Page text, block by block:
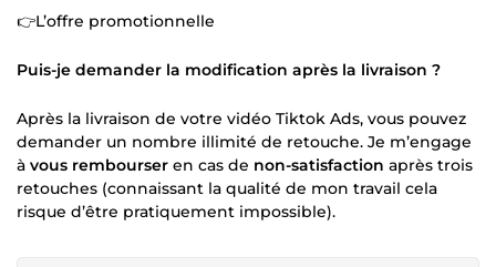
👉L’offre promotionnelle
Puis-je demander la modification après la livraison ?
Après la livraison de votre vidéo Tiktok Ads, vous pouvez
demander un nombre illimité de retouche. Je m’engage
à vous rembourser en cas de non-satisfaction après trois
retouches (connaissant la qualité de mon travail cela
risque d’être pratiquement impossible).